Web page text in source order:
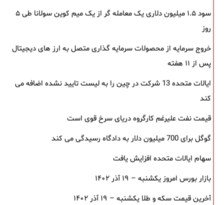
سود ۱.۵ میلیون دلاری یک معامله ‌گر از یک میم‌ کوین سولانا طی ۵
روز
خروج سرمایه از محصولات سرمایه ‌گذاری متصل به ارز های دیجیتال
پس از ۱۱ هفته
ایالات متحده 13 شرکت در چین را به لیست تایید نشده اضافه می
کند
قیمت نفت علیرغم کارگروه دریای سرخ قوی است
گوگل برای 700 میلیون دلار به دادگاه رسیدگی می کند
سهام ایالات متحده افزایش یافت
بازار بورس امروز یکشنبه – ۱۹ آذر ۱۴۰۲
آخرین قیمت سکه و طلا یکشنبه – ۱۹ آذر ۱۴۰۲